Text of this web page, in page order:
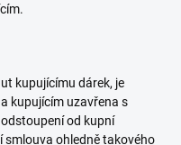
kupujícímu dárek, je
kupujícím uzavřena s
od kupní
ohledně takového